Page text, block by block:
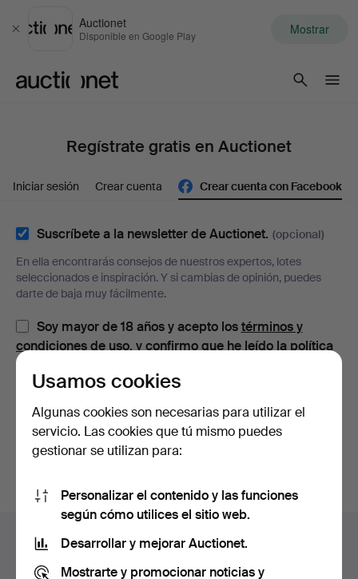
Cerrar
Auctionet
Disponible en Google Play Mostrar
Regístrate gratis en Auctionet
Iniciar sesión Crear cuenta Crear cuenta con Facebook
Suscríbete a la newsletter de Auctionet. (opcional)
En ella encontrarás consejos de nuestros expertos, lotes
seleccionados e inspiración. Y si cambias de opinión, puedes
darte de baja muy fácilmente.
Soy mayor de 18 años y acepto lostérminos y
condiciones de uso, y confirmo que he leído la política
de privacidad
Continuar con Facebook
Acepta las condiciones para continuar.
Navegación
en
Ayuda y contacto
Contacta con el servicio de atención al cliente
Usamos cookies
Algunas cookies son necesarias para utilizar el
servicio. Las cookies que tú mismo puedes
gestionar se utilizan para:
Personalizar el contenido y las funciones
según cómo utilices el sitio web.
Desarrollar y mejorar Auctionet.
Mostrarte y promocionar noticias y